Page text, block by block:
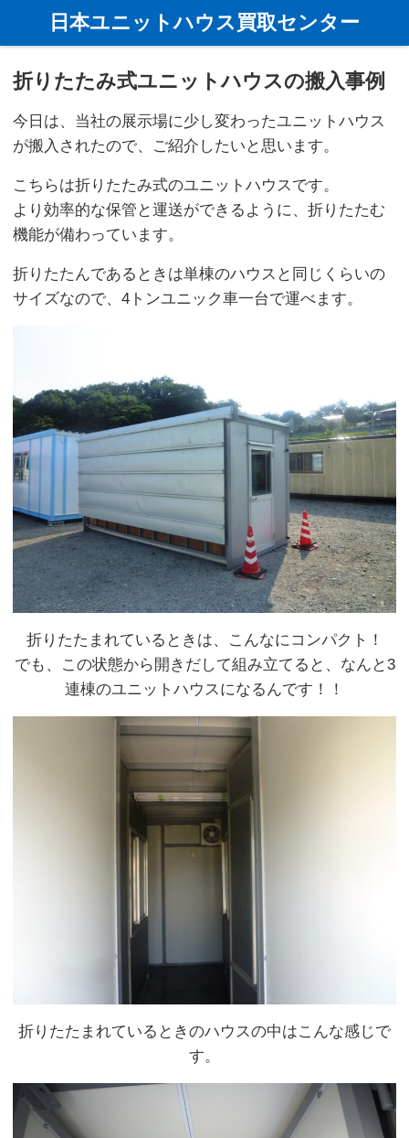
新着情報 折りたたみ式ユニットハウスの搬入事例
折りたたみ式ユニットハウスの搬入事例
今日は、当社の展示場に少し変わったユニットハウス
が搬入されたので、ご紹介したいと思います。
こちらは折りたたみ式のユニットハウスです。
より効率的な保管と運送ができるように、折りたたむ
機能が備わっています。
折りたたんであるときは単棟のハウスと同じくらいの
サイズなので、4トンユニック車一台で運べます。
折りたたまれているときは、こんなにコンパクト！
でも、この状態から開きだして組み立てると、なんと3
連棟のユニットハウスになるんです！！
折りたたまれているときのハウスの中はこんな感じで
す。
日本ユニットハウス買取センター